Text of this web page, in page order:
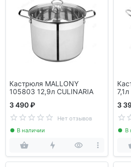
Кастрюля MALLONY
105803 12,9л CULINARIA
3 490 ₽
Нет отзывов
В наличии
3
В